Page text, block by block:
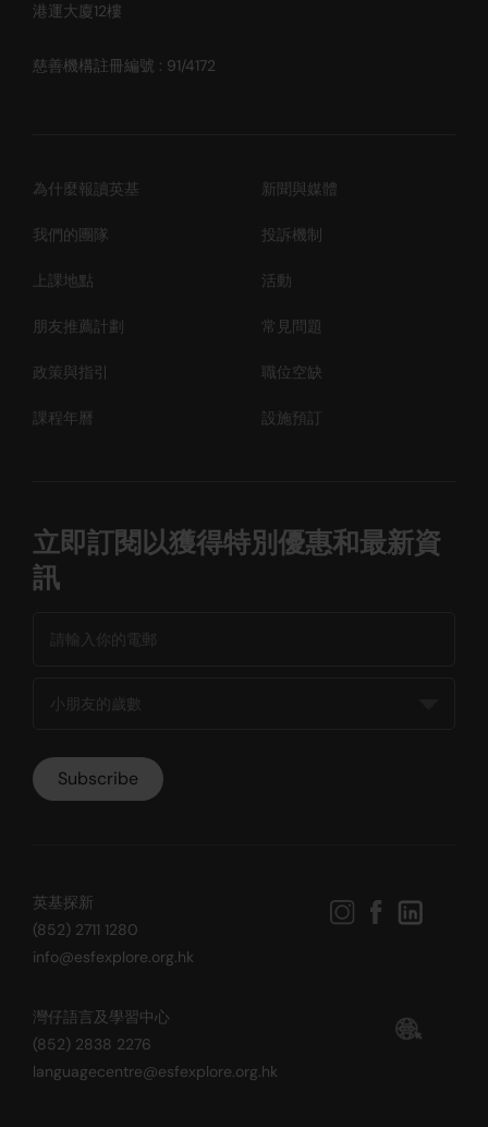
港運大廈12樓
慈善機構註冊編號 : 91/4172
為什麼報讀英基 新聞與媒體
我們的團隊 投訴機制
上課地點 活動
朋友推薦計劃 常見問題
政策與指引 職位空缺
課程年曆 設施預訂
立即訂閱以獲得特別優惠和最新資
訊
英基探新
(852) 2711 1280
info@esfexplore.org.hk
灣仔語言及學習中心
(852) 2838 2276
languagecentre@esfexplore.org.hk